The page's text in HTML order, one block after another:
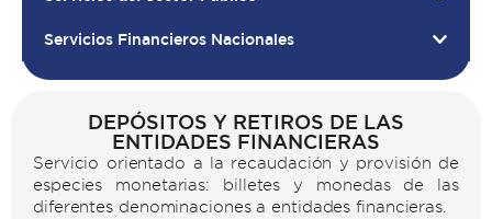
Servicios Financieros Nacionales
DEPÓSITOS Y RETIROS DE LAS
ENTIDADES FINANCIERAS
Servicio orientado a la recaudación y provisión de
especies monetarias: billetes y monedas de las
diferentes denominaciones a entidades financieras.